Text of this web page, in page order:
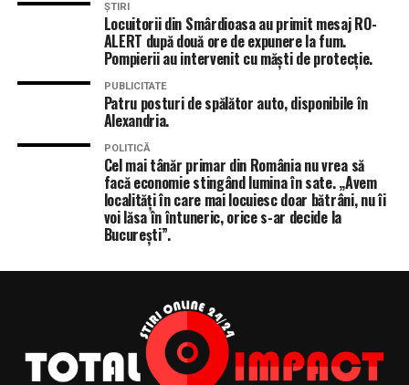
ȘTIRI
Locuitorii din Smârdioasa au primit mesaj RO-
ALERT după două ore de expunere la fum.
Pompierii au intervenit cu măști de protecție.
PUBLICITATE
Patru posturi de spălător auto, disponibile în
Alexandria.
POLITICĂ
Cel mai tânăr primar din România nu vrea să
facă economie stingând lumina în sate. „Avem
localități în care mai locuiesc doar bătrâni, nu îi
voi lăsa în întuneric, orice s-ar decide la
București”.